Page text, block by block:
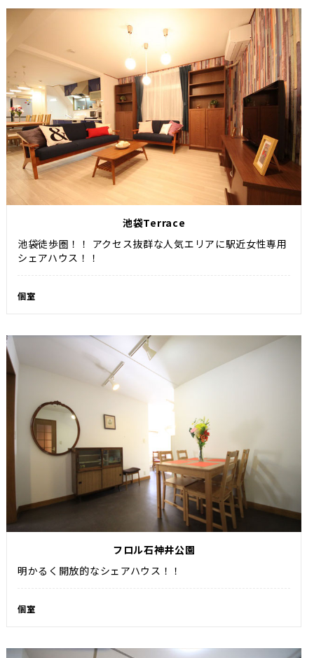
池袋Terrace
池袋徒歩圏！！ アクセス抜群な人気エリアに駅近女性専用
シェアハウス！！
個室
フロル石神井公園
明かるく開放的なシェアハウス！！
個室